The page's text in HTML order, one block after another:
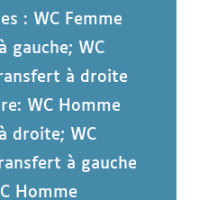
: WC Femme
gauche; WC
à droite
WC Homme
droite; WC
à gauche
Homme